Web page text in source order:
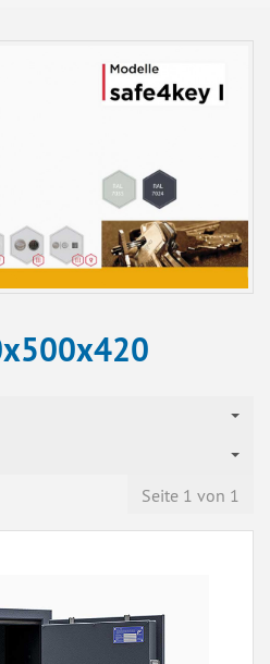
Seite 1 von 1